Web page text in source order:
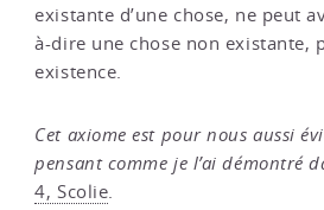
existante d’une chose, ne peut
à-dire une chose non existante,
existence.
Cet axiome est pour nous aussi
pensantcomme je l’ai démontré
4, Scolie.